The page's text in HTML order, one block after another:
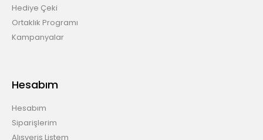
Hediye Çeki
Ortaklık Programı
Kampanyalar
Hesabım
Hesabım
Siparişlerim
Alışveriş Listem